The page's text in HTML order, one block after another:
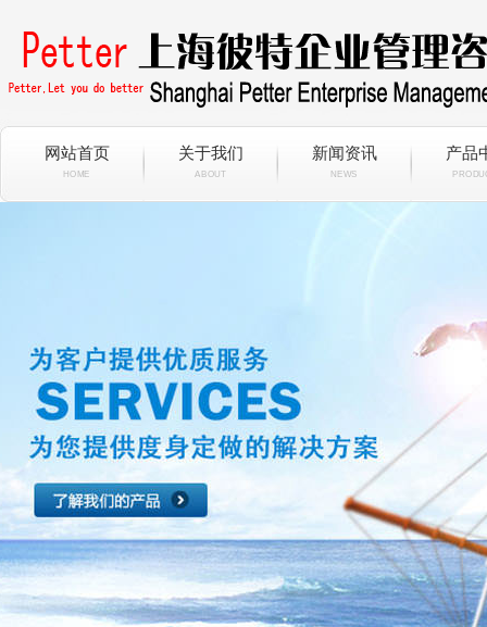
网站首页
HOME
关于我们
ABOUT
新闻资讯
NEWS
产品